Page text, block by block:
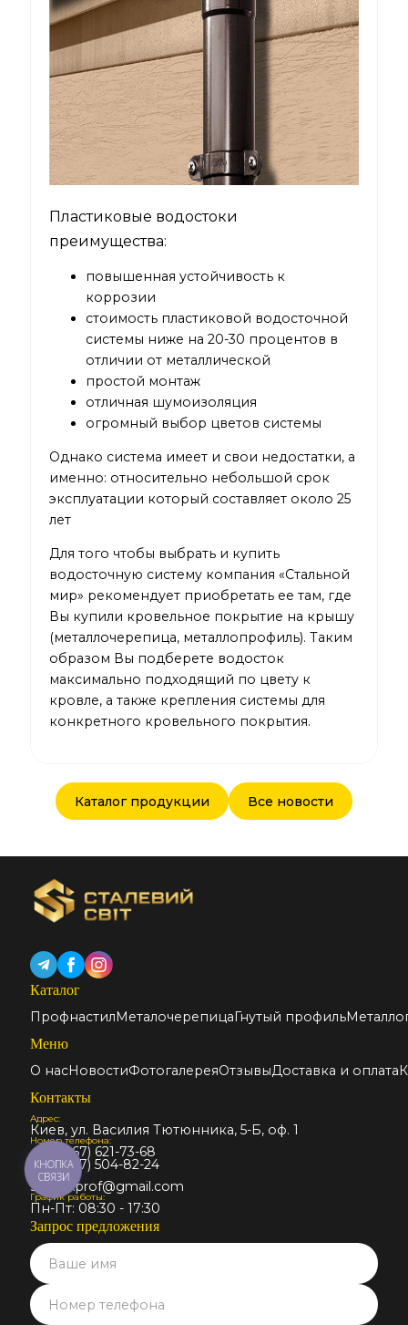
Пластиковые водостоки
преимущества:
повышенная устойчивость к
коррозии
стоимость пластиковой водосточной
системы ниже на 20-30 процентов в
отличии от металлической
простой монтаж
отличная шумоизоляция
огромный выбор цветов системы
Однако система имеет и свои недостатки, а
именно: относительно небольшой срок
эксплуатации который составляет около 25
лет
Для того чтобы выбрать и купить
водосточную систему компания «Стальной
мир» рекомендует приобретать ее там, где
Вы купили кровельное покрытие на крышу
(металлочерепица, металлопрофиль). Таким
образом Вы подберете водосток
максимально подходящий по цвету к
кровле, а также крепления системы для
конкретного кровельного покрытия.
Каталог продукции Все новости
Каталог
ПрофнастилМеталочерепицаГнутый профиль
Меню
О насНовостиФотогалереяОтзывыДоставка и оплата
Контакты
Адрес:
Киев, ул. Василия Тютюнника, 5-Б, оф. 1
Номер телефона:
+38 (067) 621-73-68
+38 (067) 504-82-24
Email:
stalmir.prof@gmail.com
График работы:
Пн-Пт: 08:30 - 17:30
Запрос предложения
КНОПКА
СВЯЗИ